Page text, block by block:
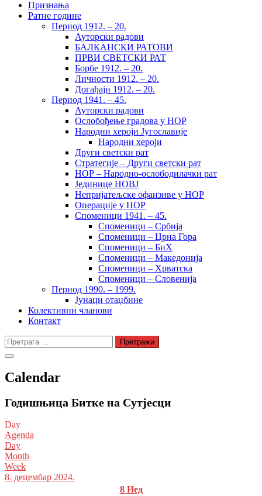
Признања
Ратне године
Период 1912. – 20.
Ауторски радови
БАЛКАНСКИ РАТОВИ
ПРВИ СВЕТСКИ РАТ
Борбе 1912. – 20.
Личности 1912. – 20.
Догађаји 1912. – 20.
Период 1941. – 45.
Ауторски радови
Ослобођење градова у НОР
Народни хероји Југославије
Народни хероји
Други светски рат
Стратегије – Други светски рат
НОР – Народно-ослободилачки рат
Јединице НОВЈ
Непријатељске офанзиве у НОР
Операције у НОР
Споменици 1941. – 45.
Споменици – Србија
Споменици – Црна Гора
Споменици – БиХ
Споменици – Македонија
Споменици – Хрватска
Споменици – Словенија
Период 1990. – 1999.
Јунаци отаџбине
Колективни чланови
Контакт
Претрага
за:
Calendar
Годишњица Битке на Сутјесци
Day
Agenda
Day
Month
Week
8. децембар 2024.
8 Нед